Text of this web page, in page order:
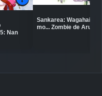
Nan
Sankarea: Wagahai
mo... Zombie de Aru...